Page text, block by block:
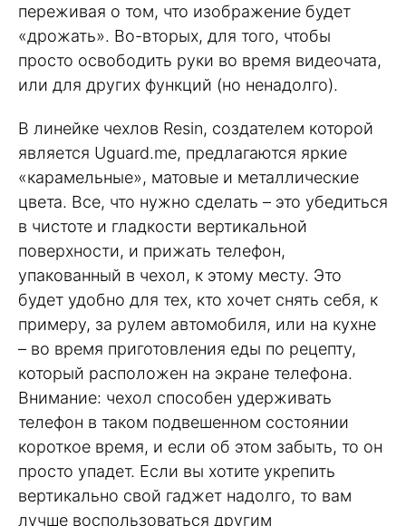
переживая о том, что изображение будет
«дрожать». Во-вторых, для того, чтобы
просто освободить руки во время видеочата,
или для других функций (но ненадолго).
В линейке чехлов Resin, создателем которой
является Uguard.me, предлагаются яркие
«карамельные», матовые и металлические
цвета. Все, что нужно сделать – это убедиться
в чистоте и гладкости вертикальной
поверхности, и прижать телефон,
упакованный в чехол, к этому месту. Это
будет удобно для тех, кто хочет снять себя, к
примеру, за рулем автомобиля, или на кухне
– во время приготовления еды по рецепту,
который расположен на экране телефона.
Внимание: чехол способен удерживать
телефон в таком подвешенном состоянии
короткое время, и если об этом забыть, то он
просто упадет. Если вы хотите укрепить
вертикально свой гаджет надолго, то вам
лучше воспользоваться другим